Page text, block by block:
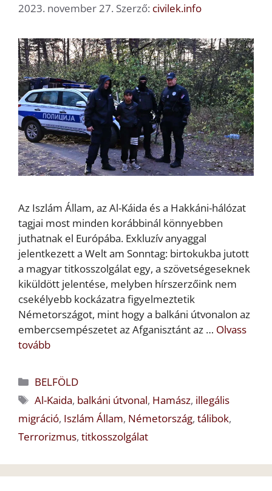
2023. november 27. Szerző: civilek.info
Az Iszlám Állam, az Al-Káida és a Hakkáni-hálózat
tagjai most minden korábbinál könnyebben
juthatnak el Európába. Exkluzív anyaggal
jelentkezett a Welt am Sonntag: birtokukba jutott
a magyar titkosszolgálat egy, a szövetségeseknek
kiküldött jelentése, melyben hírszerzőink nem
csekélyebb kockázatra figyelmeztetik
Németországot, mint hogy a balkáni útvonalon az
embercsempészetet az Afganisztánt az … Olvass
tovább
Kategória
BELFÖLD
Címkék
Al-Kaida, balkáni útvonal, Hamász, illegális
migráció, Iszlám Állam, Németország, tálibok,
Terrorizmus, titkosszolgálat